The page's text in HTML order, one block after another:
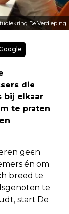
De Verdieping
die
bij elkaar
te praten
geen
én om
breed te
te
start De